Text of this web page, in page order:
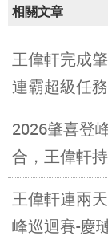
相關文章
王偉軒完成
連霸超級任務
2026肇喜登
合，王偉軒
王偉軒連兩
峰巡迴賽-慶